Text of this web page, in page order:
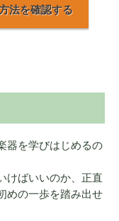
法を確認する
器を学びはじめるの
けばいいのか、正直
めの一歩を踏み出せ